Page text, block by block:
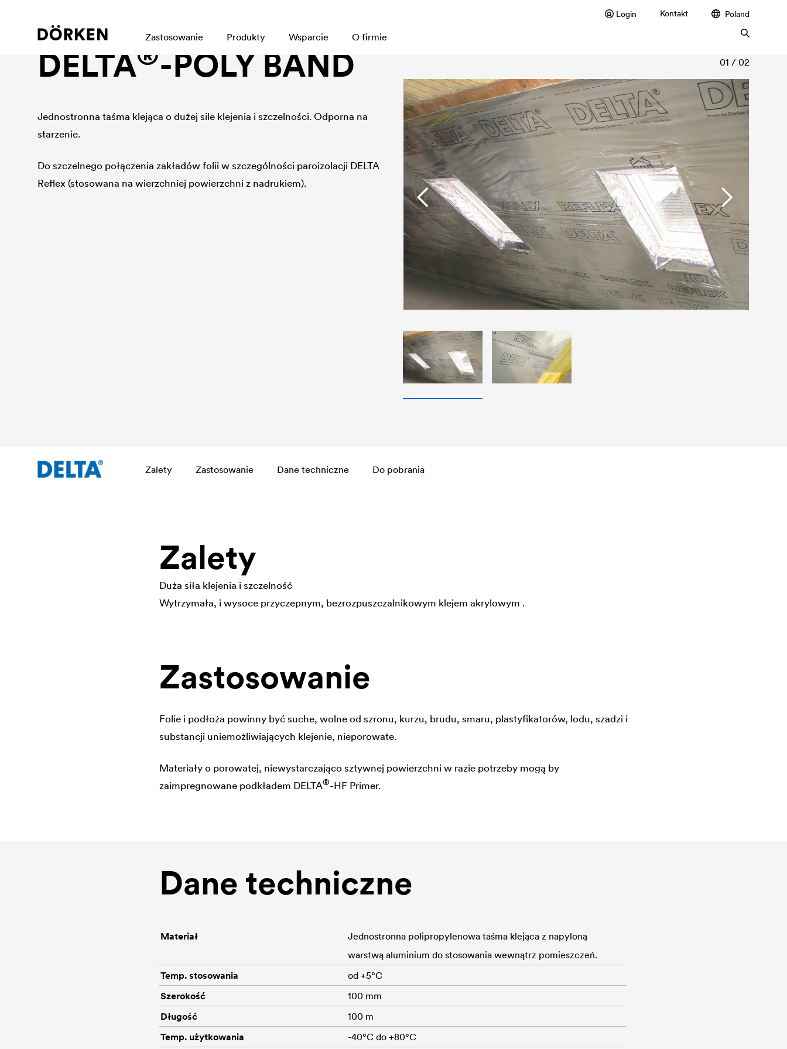
Login Kontakt Poland
Zastosowanie Produkty Wsparcie O firmie
Program klejenia
DELTA®-POLY BAND
Jednostronna taśma klejąca o dużej sile klejenia i szczelności. Odporna na
starzenie.
Do szczelnego połączenia zakładów folii w szczególności paroizolacji DELTA
Reflex (stosowana na wierzchniej powierzchni z nadrukiem).
01 / 02
Zalety Zastosowanie Dane techniczne Do pobrania
Zalety
Duża siła klejenia i szczelność
Wytrzymała, i wysoce przyczepnym, bezrozpuszczalnikowym klejem akrylowym .
Zastosowanie
Folie i podłoża powinny być suche, wolne od szronu, kurzu, brudu, smaru, plastyfikatorów, lodu, szadzi i
substancji uniemożliwiających klejenie, nieporowate.
Materiały o porowatej, niewystarczająco sztywnej powierzchni w razie potrzeby mogą by
zaimpregnowane podkładem DELTA®-HF Primer.
Dane techniczne
Materiał
Jednostronna polipropylenowa taśma klejąca z napyloną
warstwą aluminium do stosowania wewnątrz pomieszczeń.
Temp. stosowania
od +5°C
Szerokość
100 mm
Długość
100 m
Temp. użytkowania
-40°C do +80°C